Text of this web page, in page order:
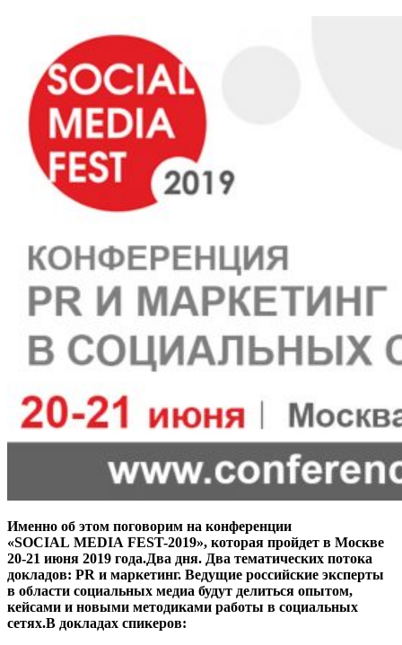
Именно об этом поговорим на конференции
«SOCIAL MEDIA FEST-2019», которая пройдет в Москве
20-21 июня 2019 года.Два дня. Два тематических потока
докладов: PR и маркетинг. Ведущие российские эксперты
в области социальных медиа будут делиться опытом,
кейсами и новыми методиками работы в социальных
сетях.В докладах спикеров: